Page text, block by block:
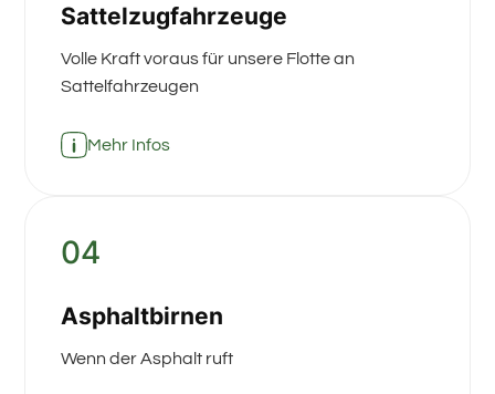
Sattelzugfahrzeuge
Volle Kraft voraus für unsere Flotte an
Sattelfahrzeugen
Mehr Infos
04
Asphaltbirnen
Wenn der Asphalt ruft